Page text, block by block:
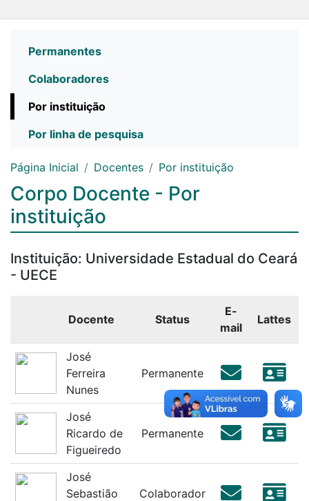
Permanentes
Colaboradores
Por instituição
Por linha de pesquisa
Página Inicial Docentes Por instituição
Corpo Docente - Por
instituição
Instituição: Universidade Estadual do Ceará
- UECE
Docente Status
E-
mail
Lattes
José
Ferreira
Nunes
Permanente
José
Ricardo de
Figueiredo
Permanente
José
Sebastião
Colaborador